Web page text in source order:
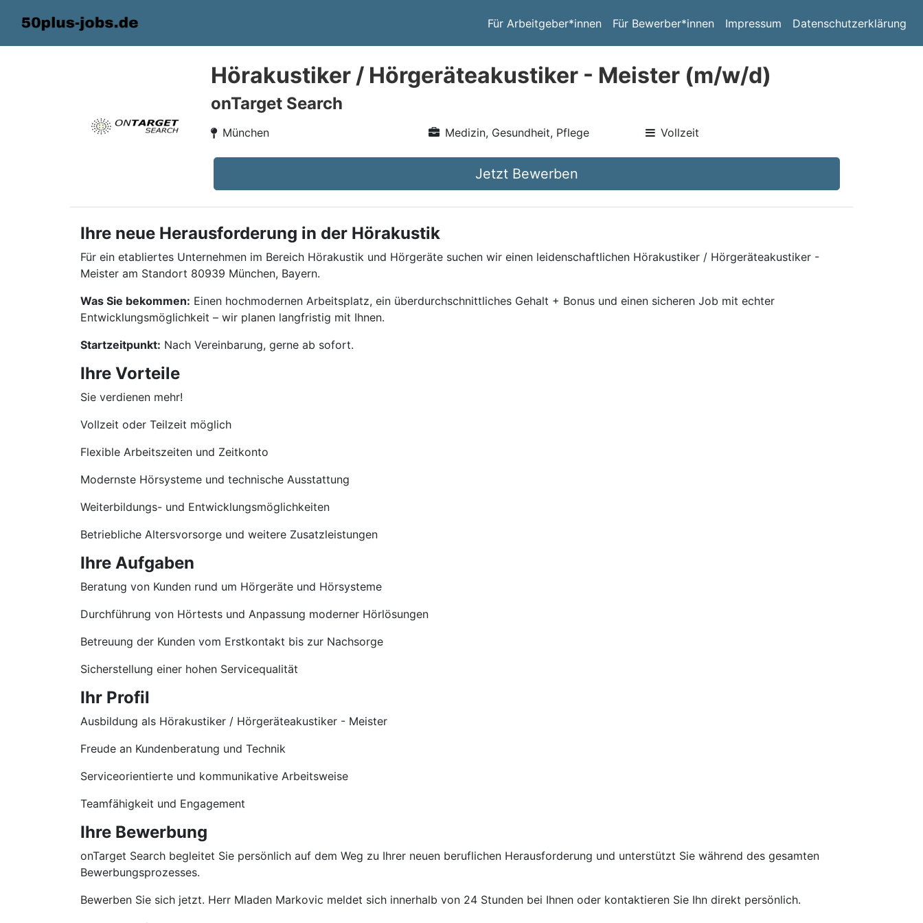
Für Arbeitgeber*innen Für Bewerber*innen Impressum Datenschutzerklärung
Hörakustiker / Hörgeräteakustiker - Meister (m/w/d)
onTarget Search
München Medizin, Gesundheit, Pflege Vollzeit
Jetzt Bewerben
Ihre neue Herausforderung in der Hörakustik
Für ein etabliertes Unternehmen im Bereich Hörakustik und Hörgeräte suchen wir einen leidenschaftlichen Hörakustiker / Hörgeräteakustiker -
Meister am Standort 80939 München, Bayern.
Was Sie bekommen: Einen hochmodernen Arbeitsplatz, ein überdurchschnittliches Gehalt + Bonus und einen sicheren Job mit echter
Entwicklungsmöglichkeit – wir planen langfristig mit Ihnen.
Startzeitpunkt: Nach Vereinbarung, gerne ab sofort.
Ihre Vorteile
Sie verdienen mehr!
Vollzeit oder Teilzeit möglich
Flexible Arbeitszeiten und Zeitkonto
Modernste Hörsysteme und technische Ausstattung
Weiterbildungs- und Entwicklungsmöglichkeiten
Betriebliche Altersvorsorge und weitere Zusatzleistungen
Ihre Aufgaben
Beratung von Kunden rund um Hörgeräte und Hörsysteme
Durchführung von Hörtests und Anpassung moderner Hörlösungen
Betreuung der Kunden vom Erstkontakt bis zur Nachsorge
Sicherstellung einer hohen Servicequalität
Ihr Profil
Ausbildung als Hörakustiker / Hörgeräteakustiker - Meister
Freude an Kundenberatung und Technik
Serviceorientierte und kommunikative Arbeitsweise
Teamfähigkeit und Engagement
Ihre Bewerbung
onTarget Search begleitet Sie persönlich auf dem Weg zu Ihrer neuen beruflichen Herausforderung und unterstützt Sie während des gesamten
Bewerbungsprozesses.
Bewerben Sie sich jetzt. Herr Mladen Markovic meldet sich innerhalb von 24 Stunden bei Ihnen oder kontaktieren Sie Ihn direkt persönlich.